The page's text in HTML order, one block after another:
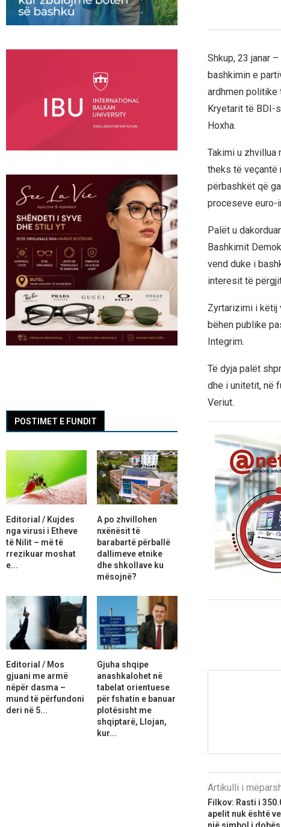
Shkup, 23 janar
bashkimin e
ardhmen politike
Kryetarit të BDI-
Hoxha.
Takimi u zhvillua
theks të veçantë
përbashkët që
proceseve euro-
Palët u
Bashkimit
vend duke i
interesit të
Zyrtarizimi i këtij
bëhen publike
Integrim.
Të dyja palët
dhe i unitetit, në
Veriut.
Artikulli i
Filkov: Rasti i
apelit nuk është
POSTIMET E FUNDIT
Editorial / Kujdes
nga virusi i Etheve
të Nilit – më të
rrezikuar moshat
e...
A po zhvillohen
nxënësit të
barabartë përballë
dallimeve etnike
dhe shkollave ku
mësojnë?
Editorial / Mos
gjuani me armë
nëpër dasma –
mund të përfundoni
deri në 5...
Gjuha shqipe
anashkalohet në
tabelat orientuese
për fshatin e banuar
plotësisht me
shqiptarë, Llojan,
kur...